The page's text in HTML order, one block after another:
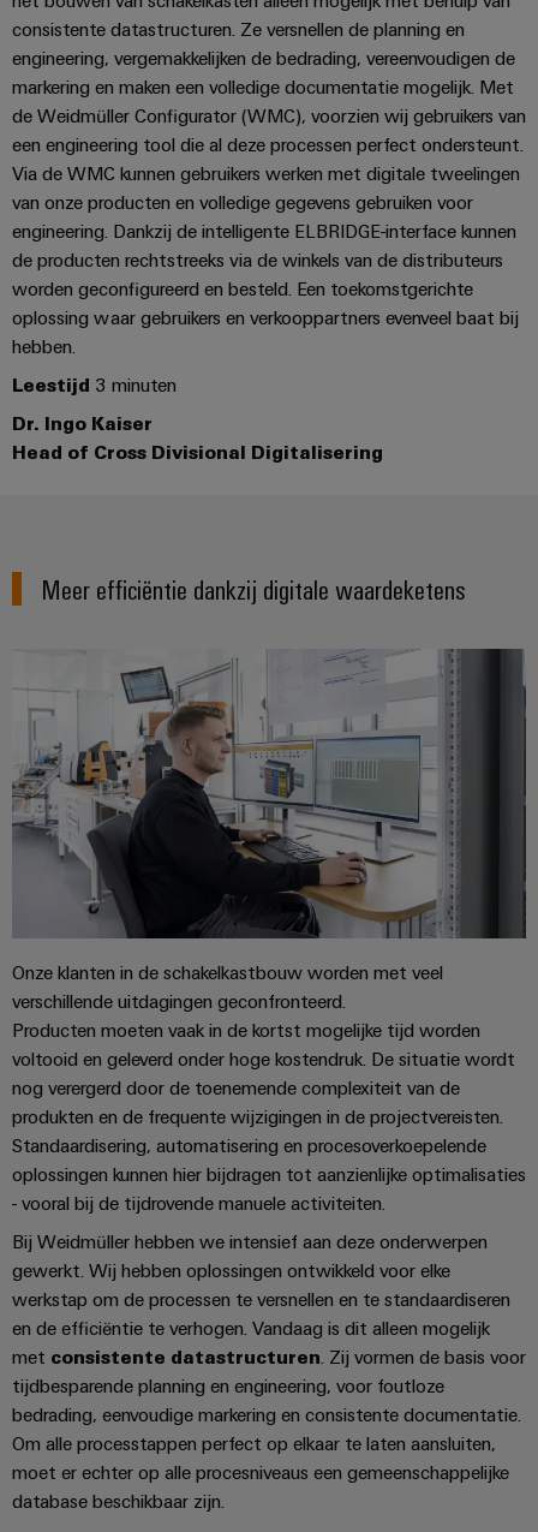
Fabrikanten
van
apparaten
Innovatieve
connectiviteitsoplossingen
voor
apparaten
Gebouwinfrastructuur
Oplossingen
voor
de
specifieke
de
van
infrastructuur
uitdagingen
schakelkastbouw
Machines
Oplossingen
voor
de
diverse
sectoren
en
fabrieksautomatisering
Olie
&
gas
Zorgen
voor
veilige
bedrijfsvoering
met
geïntegreerde
voor
de
procesindustrie
Photovoltaics
Zonne-
energie
benutten
voor
efficiënt
gebruik
van
hulpbronnen
veld
Veldbedrading
Slimme
meting
Smart
Cabinet
Building
Weidmüller
Werkplekoplossingen
Gedecentraliseerde
Energiebeheeroplossingen
IoT
en
automatiseringssoftware
analyse
Industriële
automatisering
Industrieel
IoT
Industriële
beveiliging
Industrieel
serviceplatform
easyConnect
Power
Plant
Controller
Fabrikant
van
apparaten
migratieoplossingen
van
PLC-
systemen
Service-
interfaces
Verdeeldozen
Relaismodules
en
solid-
en
Voedingen
Elektronica
behuizingen
Bliksem-
en
overspanningsbeveiliging
PV-
Veldbusverdelers
Automatisering
en
software
Besturingen
I/O-
systemen
Industrial
Ethernet
Touchpanels
Engineering-
en
engineering
Weidmüller
Configurator
PCB-
connectorservices
Laboratoriumdiensten
Ondersteuning
ondersteuning
Milieuproduct-
Technische
productcatalogi
Trainingscursussen
en
webinars
Retouren
en
Digitale
bestelopties
eShop
OCI-
interface
EDI-
interface
BEZOEK
OVERZICHT
Distributie
ATEX
Assembly
Personeelszaken
Weidmüller
Academie
Compliance
Ons
management
Pers
Nieuws
van
Onze
Distributie
IIoT
and
Automation
Partner
Zoek
uw
IIoT
en
Automation
Solution
Partner
Evenementen
en
beurzen
Wereldwijde
beurzen
en
evenementen
Intersolar
consistente datastructuren. Ze versnellen de planning en
engineering, vergemakkelijken de bedrading, vereenvoudigen de
markering en maken een volledige documentatie mogelijk. Met
de Weidmüller Configurator (WMC), voorzien wij gebruikers van
een engineering tool die al deze processen perfect ondersteunt.
Via de WMC kunnen gebruikers werken met digitale tweelingen
van onze producten en volledige gegevens gebruiken voor
engineering. Dankzij de intelligente ELBRIDGE-interface kunnen
de producten rechtstreeks via de winkels van de distributeurs
worden geconfigureerd en besteld. Een toekomstgerichte
oplossing waar gebruikers en verkooppartners evenveel baat bij
hebben.
Leestijd 3 minuten
Dr. Ingo Kaiser
Head of Cross Divisional Digitalisering
Meer efficiëntie dankzij digitale waardeketens
Onze klanten in de schakelkastbouw worden met veel
verschillende uitdagingen geconfronteerd.
Producten moeten vaak in de kortst mogelijke tijd worden
voltooid en geleverd onder hoge kostendruk. De situatie wordt
nog verergerd door de toenemende complexiteit van de
produkten en de frequente wijzigingen in de projectvereisten.
Standaardisering, automatisering en procesoverkoepelende
oplossingen kunnen hier bijdragen tot aanzienlijke optimalisaties
- vooral bij de tijdrovende manuele activiteiten.
Bij Weidmüller hebben we intensief aan deze onderwerpen
gewerkt. Wij hebben oplossingen ontwikkeld voor elke
werkstap om de processen te versnellen en te standaardiseren
en de efficiëntie te verhogen. Vandaag is dit alleen mogelijk
met consistente datastructuren . Zij vormen de basis voor
tijdbesparende planning en engineering, voor foutloze
bedrading, eenvoudige markering en consistente documentatie.
Om alle processtappen perfect op elkaar te laten aansluiten,
moet er echter op alle procesniveaus een gemeenschappelijke
database beschikbaar zijn.